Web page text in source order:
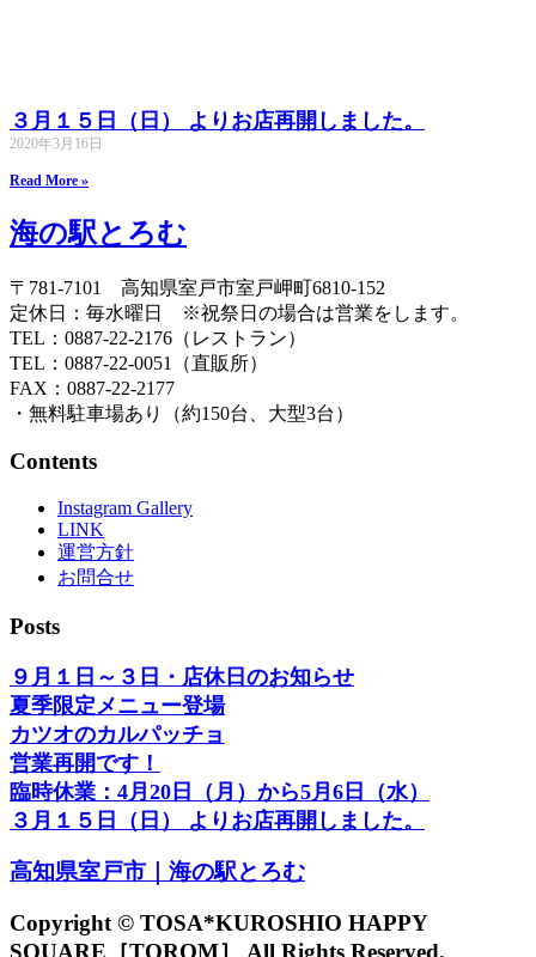
３月１５日（日） よりお店再開しました。
2020年3月16日
Read More »
海の駅とろむ
〒781-7101 高知県室戸市室戸岬町6810-152
定休日：毎水曜日 ※祝祭日の場合は営業をします。
TEL： 0887-22-2176 （レストラン）
TEL： 0887-22-0051
（直販所）
FAX：0887-22-2177
・無料駐車場あり（約150台、大型3台）
Contents
Instagram Gallery
LINK
運営方針
お問合せ
Posts
９月１日～３日・店休日のお知らせ
夏季限定メニュー登場
カツオのカルパッチョ
営業再開です！
臨時休業：4月20日（月）から5月6日（水）
３月１５日（日） よりお店再開しました。
高知県室戸市｜海の駅とろむ
Copyright © TOSA*KUROSHIO HAPPY
SQUARE［TOROM］ All Rights Reserved.